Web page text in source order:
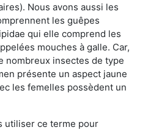
Nous avons aussi les
les guêpes
qui elle comprend les
mouches à galle. Car,
nombreux insectes de type
présente un aspect jaune
les femelles possèdent un
utiliser ce terme pour